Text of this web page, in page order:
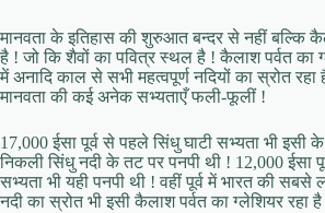
मानवता के इतिहास की शुरुआत बन्दर से नहीं बल्कि
है ! जो कि शैवों का पवित्र स्थल है ! कैलाश पर्वत का
में अनादि काल से सभी महत्वपूर्ण नदियों का स्रोत
मानवता की कई अनेक सभ्यताएँ फली-फूलीं !
17,000 ईसा पूर्व से पहले सिंधु घाटी सभ्यता भी
निकली सिंधु नदी के तट पर पनपी थी ! 12,000 ईसा
सभ्यता भी यही पनपी थी ! वहीं पूर्व में भारत की सबसे
नदी का स्रोत भी इसी कैलाश पर्वत का ग्लेशियर रहा